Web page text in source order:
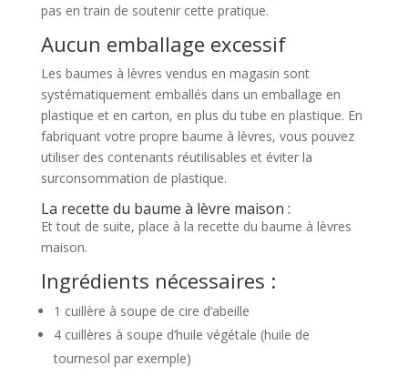
pas en train de soutenir cette pratique.
Aucun emballage excessif
Les baumes à lèvres vendus en magasin sont
systématiquement emballés dans un emballage en
plastique et en carton, en plus du tube en plastique. En
fabriquant votre propre baume à lèvres, vous pouvez
utiliser des contenants réutilisables et éviter la
surconsommation de plastique.
La recette du baume à lèvre maison :
Et tout de suite, place à la recette du baume à lèvres
maison.
Ingrédients nécessaires :
1 cuillère à soupe de cire d’abeille
4 cuillères à soupe d’huile végétale (huile de
tournesol par exemple)